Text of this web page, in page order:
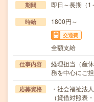
期間 即日～長期（1
時給 1800円～
交通費
全額支給
仕事内容
経理担当（産
務を中心にご
応募資格
・社会福祉法
（貸借対照表